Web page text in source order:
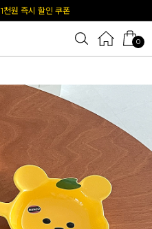
1천원 즉시 할인 쿠폰
0